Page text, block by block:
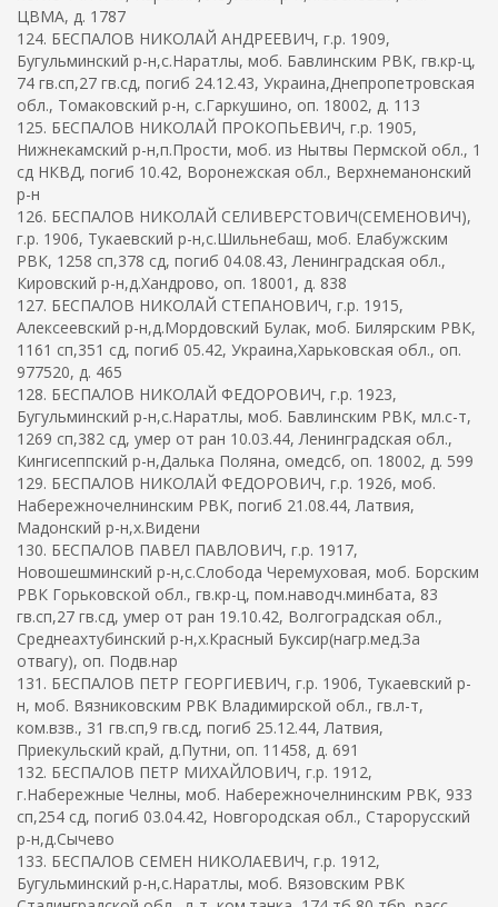
ЦВМА, д. 1787
124. БЕСПАЛОВ НИКОЛАЙ АНДРЕЕВИЧ, г.р. 1909,
Бугульминский р-н,с.Наратлы, моб. Бавлинским РВК, гв.кр-ц,
74 гв.сп,27 гв.сд, погиб 24.12.43, Украина,Днепропетровская
обл., Томаковский р-н, с.Гаркушино, оп. 18002, д. 113
125. БЕСПАЛОВ НИКОЛАЙ ПРОКОПЬЕВИЧ, г.р. 1905,
Нижнекамский р-н,п.Прости, моб. из Нытвы Пермской обл., 1
сд НКВД, погиб 10.42, Воронежская обл., Верхнеманонский
р-н
126. БЕСПАЛОВ НИКОЛАЙ СЕЛИВЕРСТОВИЧ(СЕМЕНОВИЧ),
г.р. 1906, Тукаевский р-н,с.Шильнебаш, моб. Елабужским
РВК, 1258 сп,378 сд, погиб 04.08.43, Ленинградская обл.,
Кировский р-н,д.Хандрово, оп. 18001, д. 838
127. БЕСПАЛОВ НИКОЛАЙ СТЕПАНОВИЧ, г.р. 1915,
Алексеевский р-н,д.Мордовский Булак, моб. Билярским РВК,
1161 сп,351 сд, погиб 05.42, Украина,Харьковская обл., оп.
977520, д. 465
128. БЕСПАЛОВ НИКОЛАЙ ФЕДОРОВИЧ, г.р. 1923,
Бугульминский р-н,с.Наратлы, моб. Бавлинским РВК, мл.с-т,
1269 сп,382 сд, умер от ран 10.03.44, Ленинградская обл.,
Кингисеппский р-н,Далька Поляна, омедсб, оп. 18002, д. 599
129. БЕСПАЛОВ НИКОЛАЙ ФЕДОРОВИЧ, г.р. 1926, моб.
Набережночелнинским РВК, погиб 21.08.44, Латвия,
Мадонский р-н,х.Видени
130. БЕСПАЛОВ ПАВЕЛ ПАВЛОВИЧ, г.р. 1917,
Новошешминский р-н,с.Слобода Черемуховая, моб. Борским
РВК Горьковской обл., гв.кр-ц, пом.наводч.минбата, 83
гв.сп,27 гв.сд, умер от ран 19.10.42, Волгоградская обл.,
Среднеахтубинский р-н,х.Красный Буксир(нагр.мед.За
отвагу), оп. Подв.нар
131. БЕСПАЛОВ ПЕТР ГЕОРГИЕВИЧ, г.р. 1906, Тукаевский р-
н, моб. Вязниковским РВК Владимирской обл., гв.л-т,
ком.взв., 31 гв.сп,9 гв.сд, погиб 25.12.44, Латвия,
Приекульский край, д.Путни, оп. 11458, д. 691
132. БЕСПАЛОВ ПЕТР МИХАЙЛОВИЧ, г.р. 1912,
г.Набережные Челны, моб. Набережночелнинским РВК, 933
сп,254 сд, погиб 03.04.42, Новгородская обл., Старорусский
р-н,д.Сычево
133. БЕСПАЛОВ СЕМЕН НИКОЛАЕВИЧ, г.р. 1912,
Бугульминский р-н,с.Наратлы, моб. Вязовским РВК